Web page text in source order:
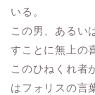
いる。
この男、あるい
すことに無上の
このひねくれ者
はフォリスの言